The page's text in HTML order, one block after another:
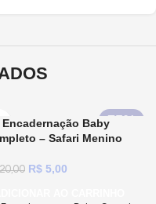
75%
Encadernação Baby
– Safari Menino
R$ 5,00